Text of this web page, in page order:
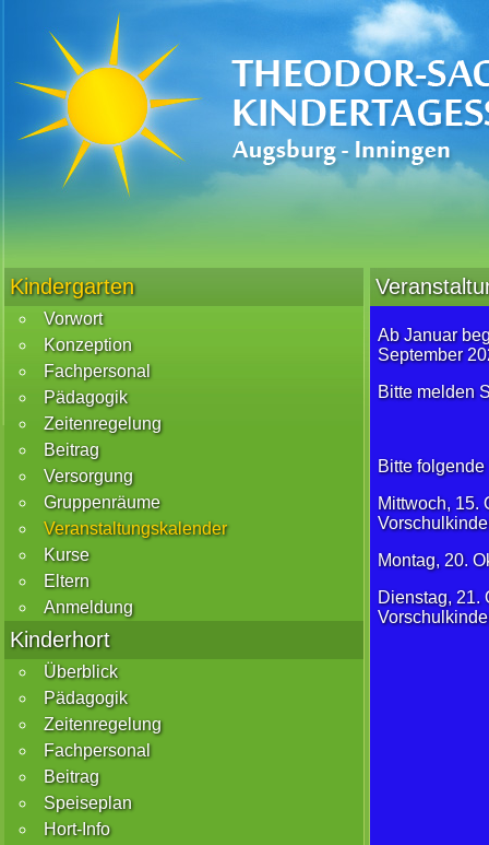
Kindergarten
Vorwort
Konzeption
Fachpersonal
Pädagogik
Zeitenregelung
Beitrag
Versorgung
Gruppenräume
Veranstaltungskalender
Kurse
Eltern
Anmeldung
Kinderhort
Überblick
Pädagogik
Zeitenregelung
Fachpersonal
Beitrag
Speiseplan
Hort-Info
Ab Januar
September
Bitte melden
Bitte
Mittwoch, 15.
Montag, 20.
Dienstag, 21.